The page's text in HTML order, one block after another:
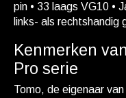
pin • 33 laags VG10 •
links- als rechtshandig
Kenmerken
Pro serie
Tomo, de eigenaar